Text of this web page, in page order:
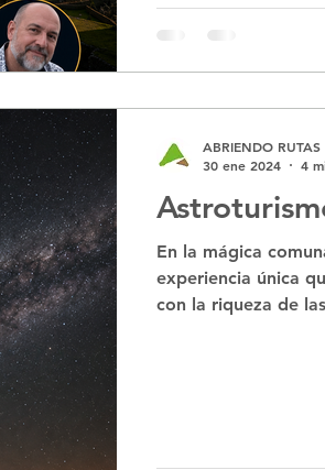
En la mágica
experiencia única
con la riqueza de
ABRIENDO RUTAS
30 ene 2024
4